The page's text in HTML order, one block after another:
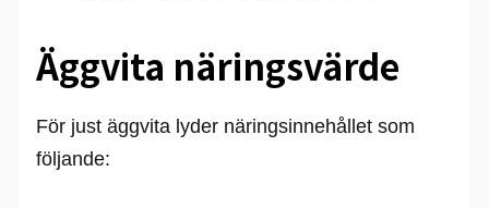
Äggvita näringsvärde
För just äggvita lyder näringsinnehållet som
följande: